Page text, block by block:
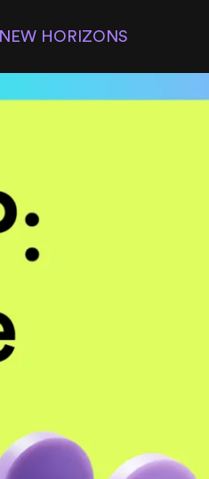
NEW HORIZONS